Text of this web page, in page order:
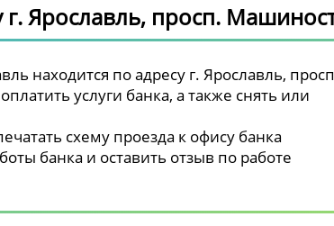
г. Ярославль, просп.
находится по адресу г. Ярославль,
услуги банка, а также снять или
схему проезда к офису банка
банка и оставить отзыв по работе